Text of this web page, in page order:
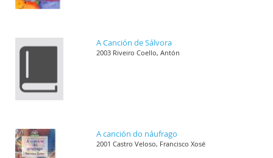
A Canción de Sálvora
2003 Riveiro Coello, Antón
A canción do náufrago
2001 Castro Veloso, Francisco Xosé